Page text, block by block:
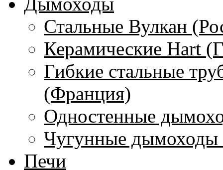
Стальные Вулкан
Керамические Hart
Гибкие стальные
(Франция)
Одностенные
Чугунные
Печи